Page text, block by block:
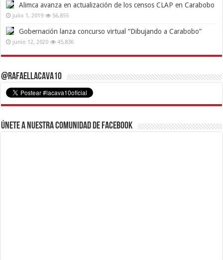
Alimca avanza en actualización de los censos CLAP en Carabobo
julio 1, 2019 56,855
Gobernación lanza concurso virtual “Dibujando a Carabobo”
junio 12, 2020 45,836
@RafaelLacava10
Únete a nuestra comunidad de Facebook